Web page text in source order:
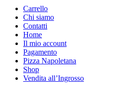
Carrello
Chi siamo
Contatti
Home
Il mio account
Pagamento
Pizza Napoletana
Shop
Vendita all’Ingrosso